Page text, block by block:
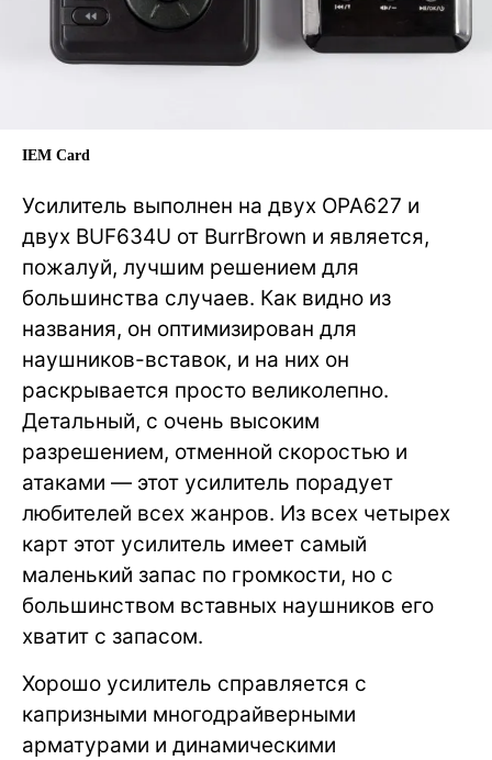
IEM Card
Усилитель выполнен на двух OPA627 и
двух BUF634U от BurrBrown и является,
пожалуй, лучшим решением для
большинства случаев. Как видно из
названия, он оптимизирован для
наушников-вставок, и на них он
раскрывается просто великолепно.
Детальный, с очень высоким
разрешением, отменной скоростью и
атаками — этот усилитель порадует
любителей всех жанров. Из всех четырех
карт этот усилитель имеет самый
маленький запас по громкости, но с
большинством вставных наушников его
хватит с запасом.
Хорошо усилитель справляется с
капризными многодрайверными
арматурами и динамическими